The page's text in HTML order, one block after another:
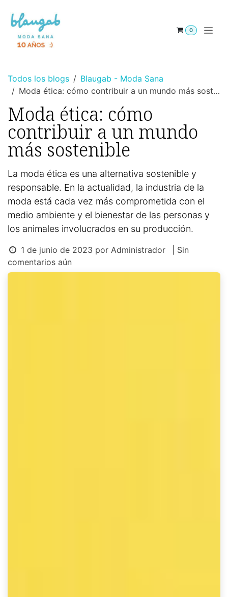
0
Todos los blogs
Blaugab - Moda Sana
Moda ética: cómo contribuir a un mundo más sostenible
Moda ética: cómo
contribuir a un mundo
más sostenible
La moda ética es una alternativa sostenible y
responsable. En la actualidad, la industria de la
moda está cada vez más comprometida con el
medio ambiente y el bienestar de las personas y
los animales involucrados en su producción.
1 de junio de 2023 por Administrador
| Sin
comentarios aún